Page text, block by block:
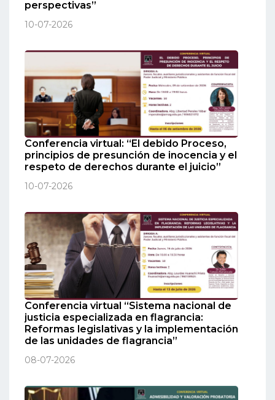
perspectivas”
10-07-2026
Conferencia virtual: “El debido Proceso,
principios de presunción de inocencia y el
respeto de derechos durante el juicio”
10-07-2026
Conferencia virtual “Sistema nacional de
justicia especializada en flagrancia:
Reformas legislativas y la implementación
de las unidades de flagrancia”
08-07-2026